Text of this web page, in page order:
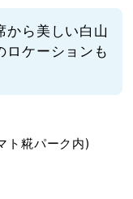
から美しい白山
ロケーションも
ト糀パーク内)